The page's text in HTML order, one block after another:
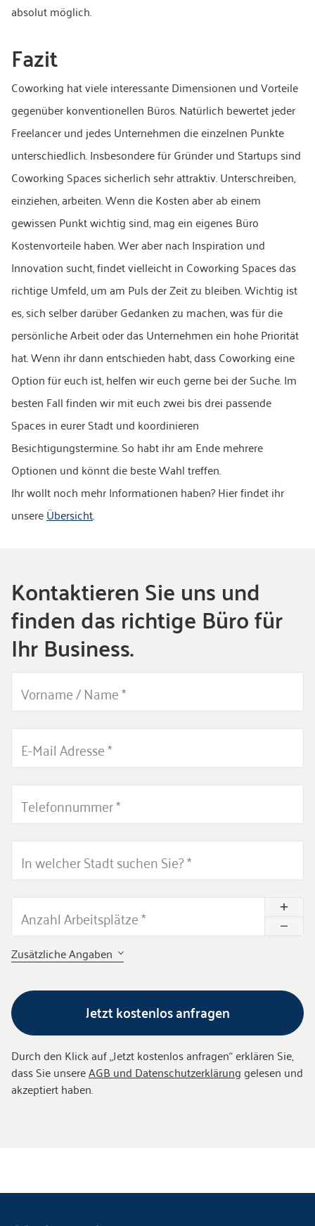
absolut möglich.
Fazit
Coworking hat viele interessante Dimensionen und Vorteile
gegenüber konventionellen Büros. Natürlich bewertet jeder
Freelancer und jedes Unternehmen die einzelnen Punkte
unterschiedlich. Insbesondere für Gründer und Startups sind
Coworking Spaces sicherlich sehr attraktiv. Unterschreiben,
einziehen, arbeiten. Wenn die Kosten aber ab einem
gewissen Punkt wichtig sind, mag ein eigenes Büro
Kostenvorteile haben. Wer aber nach Inspiration und
Innovation sucht, findet vielleicht in Coworking Spaces das
richtige Umfeld, um am Puls der Zeit zu bleiben. Wichtig ist
es, sich selber darüber Gedanken zu machen, was für die
persönliche Arbeit oder das Unternehmen ein hohe Priorität
hat. Wenn ihr dann entschieden habt, dass Coworking eine
Option für euch ist, helfen wir euch gerne bei der Suche. Im
besten Fall finden wir mit euch zwei bis drei passende
Spaces in eurer Stadt und koordinieren
Besichtigungstermine. So habt ihr am Ende mehrere
Optionen und könnt die beste Wahl treffen.
Ihr wollt noch mehr Informationen haben? Hier findet ihr
unsereÜbersicht.
Kontaktieren Sie uns und
finden das richtige Büro für
Ihr Business.
Vorname / Name*
E-Mail Adresse*
Telefonnummer*
In welcher Stadt suchen Sie?*
Anzahl Arbeitsplätze*
Zusätzliche Angaben
Jetzt kostenlos anfragen
Durch den Klick auf „Jetzt kostenlos anfragen“ erklären Sie,
dass Sie unsereAGB und Datenschutzerklärunggelesen und
akzeptiert haben.